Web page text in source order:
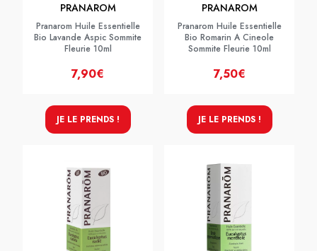
PRANAROM
Pranarom Huile Essentielle
Bio Lavande Aspic Sommite
Fleurie 10ml
7,90€
JE LE PRENDS !
PRANAROM
Pranarom Huile Essentielle
Bio Romarin A Cineole
Sommite Fleurie 10ml
7,50€
JE LE PRENDS !